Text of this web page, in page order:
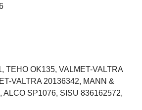
TEHO OK135, VALMET-VALTRA
VALTRA 20136342, MANN &
ALCO SP1076, SISU 836162572,